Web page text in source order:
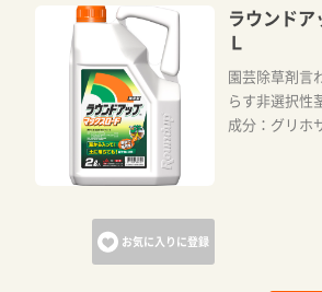
お気に入りに登録
ラウンド
Ｌ
園芸除草剤言
らす非選択性
成分：グリホ